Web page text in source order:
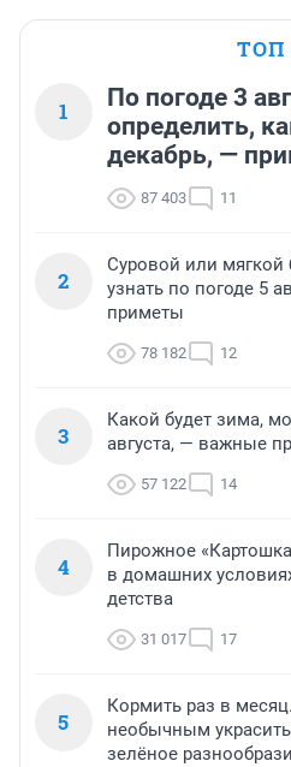
ТОП
1
По погоде 3
определить,
декабрь, —
87 403 11
2
Суровой или мягкой
узнать по погоде 5
приметы
78 182 12
3
Какой будет зима,
августа, — важные
57 122 14
4
Пирожное
в домашних
детства
31 017 17
5
Кормить раз в
необычным
зелёное